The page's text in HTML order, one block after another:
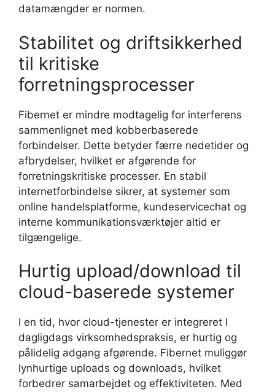
datamængder er normen.
Stabilitet og driftsikkerhed
til kritiske
forretningsprocesser
Fibernet er mindre modtagelig for interferens
sammenlignet med kobberbaserede
forbindelser. Dette betyder færre nedetider og
afbrydelser, hvilket er afgørende for
forretningskritiske processer. En stabil
internetforbindelse sikrer, at systemer som
online handelsplatforme, kundeservicechat og
interne kommunikationsværktøjer altid er
tilgængelige.
Hurtig upload/download til
cloud-baserede systemer
I en tid, hvor cloud-tjenester er integreret I
dagligdags virksomhedspraksis, er hurtig og
pålidelig adgang afgørende. Fibernet muliggør
lynhurtige uploads og downloads, hvilket
forbedrer samarbejdet og effektiviteten. Med